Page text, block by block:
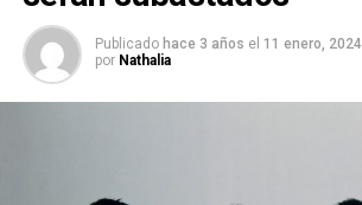
Publicado hace 3 años el 11 enero, 2024
por Nathalia